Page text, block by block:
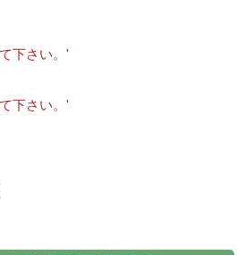
下さい。'
下さい。'